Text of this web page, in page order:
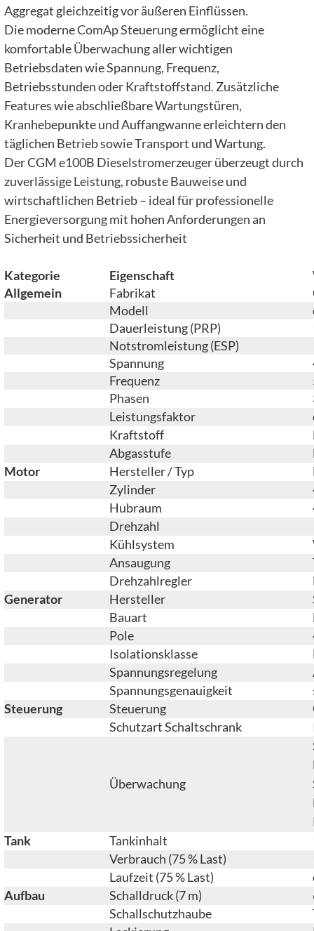
Aggregat gleichzeitig vor äußeren Einflüssen.
Die moderne ComAp Steuerung ermöglicht eine
komfortable Überwachung aller wichtigen
Betriebsdaten wie Spannung, Frequenz,
Betriebsstunden oder Kraftstoffstand. Zusätzliche
Features wie abschließbare Wartungstüren,
Kranhebepunkte und Auffangwanne erleichtern den
täglichen Betrieb sowie Transport und Wartung.
Der CGM e100B Dieselstromerzeuger überzeugt durch
zuverlässige Leistung, robuste Bauweise und
wirtschaftlichen Betrieb – ideal für professionelle
Energieversorgung mit hohen Anforderungen an
Sicherheit und Betriebssicherheit
Kategorie Eigenschaft
Allgemein
Fabrikat
Modell
Dauerleistung (PRP)
Notstromleistung (ESP)
Spannung
Frequenz
Phasen
Leistungsfaktor
Kraftstoff
Abgasstufe
Motor
Hersteller / Typ
Zylinder
Hubraum
Drehzahl
Kühlsystem
Ansaugung
Drehzahlregler
Generator
Hersteller
Bauart
Pole
Isolationsklasse
Spannungsregelung
Spannungsgenauigkeit
Steuerung
Steuerung
Schutzart Schaltschrank
Überwachung
Tank
Tankinhalt
Verbrauch (75 % Last)
Laufzeit (75 % Last)
Aufbau
Schalldruck (7 m)
Schallschutzhaube